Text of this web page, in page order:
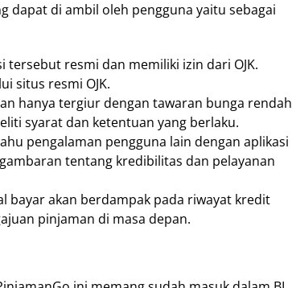
dapat di ambil oleh pengguna yaitu sebagai
tersebut resmi dan memiliki izin dari OJK.
situs resmi OJK.
hanya tergiur dengan tawaran bunga rendah
syarat dan ketentuan yang berlaku.
pengalaman pengguna lain dengan aplikasi
tentang kredibilitas dan pelayanan
bayar akan berdampak pada riwayat kredit
pinjaman di masa depan.